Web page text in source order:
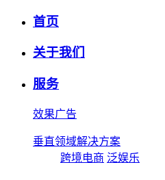
首页
关于我们
服务
效果广告
垂直领域解决方案
跨境电商 泛娱乐